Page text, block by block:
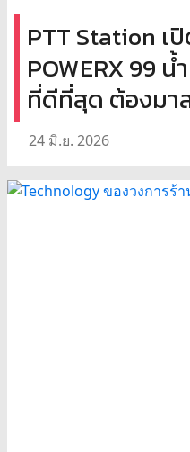
PTT Station เ
POWERX 99
ที่ดีที่สุด ต้องมา
24 มิ.ย. 2026